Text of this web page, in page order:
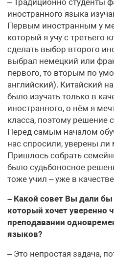
иностранного языка
Первым иностранным у
который я учу с третьего
сделать выбор второго
выбрал немецкий или
первого, то вторым по
английский). Китайский
было изучать только в
иностранного, о нём я
класса, поэтому решение
Перед самым началом
нас спросили, уверены
Пришлось собрать
было судьбоносное
тоже учил – уже в
– Какой совет Вы дали бы
который хочет уверенно
преподавании
языков?
– Это непростая задача,